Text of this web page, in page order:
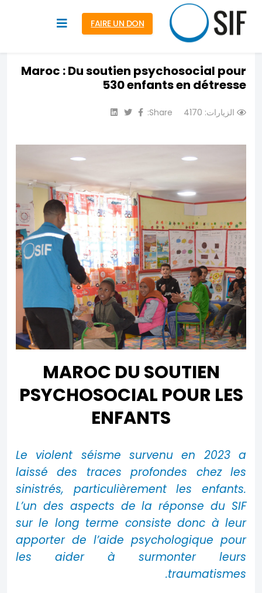
FAIRE UN DON
Maroc : Du soutien psychosocial pour
530 enfants en détresse
الزيارات: 4170 Share:
MAROC DU SOUTIEN
PSYCHOSOCIAL POUR LES
ENFANTS
Le violent séisme survenu en 2023 a
laissé des traces profondes chez les
sinistrés, particulièrement les enfants.
L’un des aspects de la réponse du SIF
sur le long terme consiste donc à leur
apporter de l’aide psychologique pour
les aider à surmonter leurs
traumatismes.